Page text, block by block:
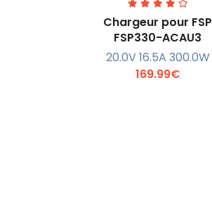
En savoir +
Chargeur pour FSP
FSP330-ACAU3
20.0V 16.5A 300.0W
169.99€